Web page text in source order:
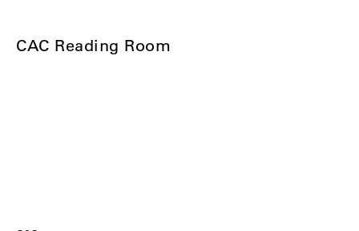
CAC Reading Room